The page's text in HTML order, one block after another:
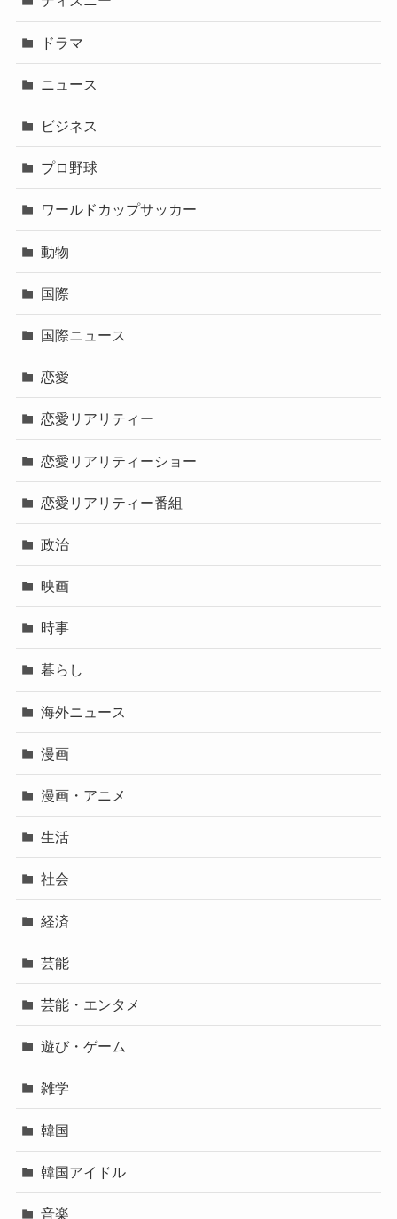
ドラマ
ニュース
ビジネス
プロ野球
ワールドカップサッカー
動物
国際
国際ニュース
恋愛
恋愛リアリティー
恋愛リアリティーショー
恋愛リアリティー番組
政治
映画
時事
暮らし
海外ニュース
漫画
漫画・アニメ
生活
社会
経済
芸能
芸能・エンタメ
遊び・ゲーム
雑学
韓国
韓国アイドル
音楽